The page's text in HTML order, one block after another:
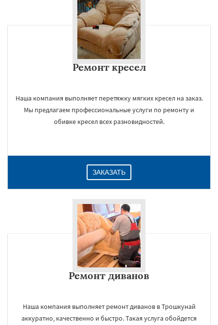
Ремонт кресел
Наша компания выполняет перетяжку мягких кресел на заказ.
Мы предлагаем профессиональные услуги по ремонту и
обивке кресел всех разновидностей.
ЗАКАЗАТЬ
Ремонт диванов
Наша компания выполняет ремонт диванов в Трошкунай
аккуратно, качественно и быстро. Такая услуга обойдется